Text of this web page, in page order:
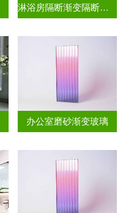
淋浴房隔断渐变隔断装饰玻璃
办公室磨砂渐变玻璃